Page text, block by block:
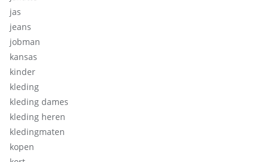
jas
jeans
jobman
kansas
kinder
kleding
kleding dames
kleding heren
kledingmaten
kopen